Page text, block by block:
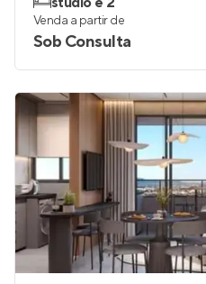
Venda a partir de
Sob Consulta